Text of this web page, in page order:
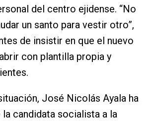
del centro ejidense. “No
un santo para vestir otro”,
de insistir en que el nuevo
con plantilla propia y
José Nicolás Ayala ha
candidata socialista a la